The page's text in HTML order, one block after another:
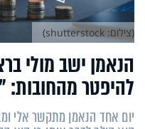
הנאמן ישב מולי
להיפטר מהחובות:
יום אחד הנאמן מתקשר אלי
(צילום: shutterstock)